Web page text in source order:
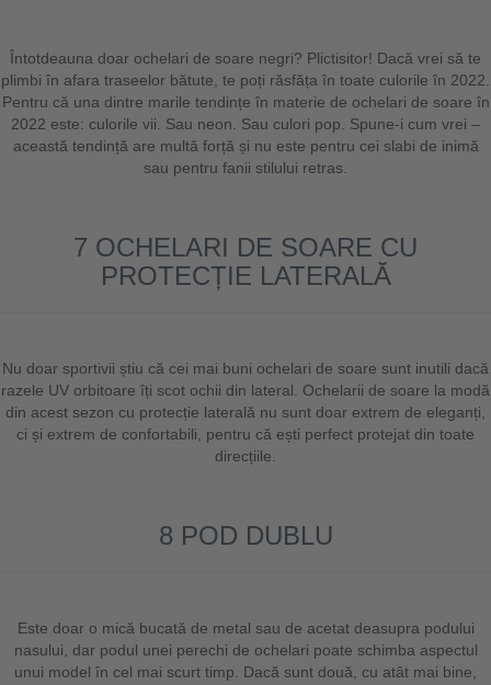
Întotdeauna doar ochelari de soare negri? Plictisitor! Dacă vrei să te
plimbi în afara traseelor bătute, te poți răsfăța în toate culorile în 2022.
Pentru că una dintre marile tendințe în materie de ochelari de soare în
2022 este: culorile vii. Sau neon. Sau culori pop. Spune-i cum vrei –
această tendință are multă forță și nu este pentru cei slabi de inimă
sau pentru fanii stilului retras.
7 OCHELARI DE SOARE CU
PROTECȚIE LATERALĂ
Nu doar sportivii știu că cei mai buni ochelari de soare sunt inutili dacă
razele UV orbitoare îți scot ochii din lateral. Ochelarii de soare la modă
din acest sezon cu protecție laterală nu sunt doar extrem de eleganți,
ci și extrem de confortabili, pentru că ești perfect protejat din toate
direcțiile.
8 POD DUBLU
Este doar o mică bucată de metal sau de acetat deasupra podului
nasului, dar podul unei perechi de ochelari poate schimba aspectul
unui model în cel mai scurt timp. Dacă sunt două, cu atât mai bine,